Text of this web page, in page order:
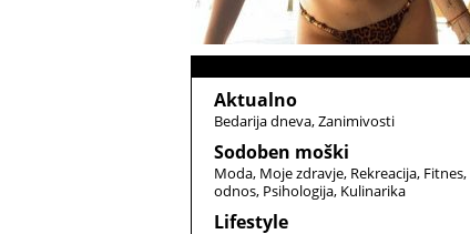
Aktualno
Bedarija dneva Zanimivosti
Sodoben moški
Moda Moje zdravje Rekreacija Fitnes
odnos Psihologija Kulinarika
Lifestyle